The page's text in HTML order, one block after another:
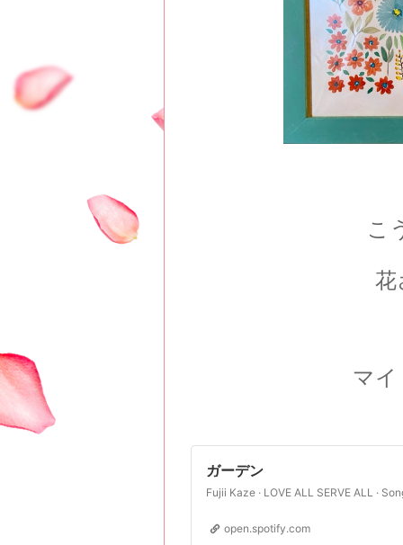
こ
花
マ
ガーデン
Fujii Kaze · LOVE ALL SERVE ALL ·
open.spotify.com